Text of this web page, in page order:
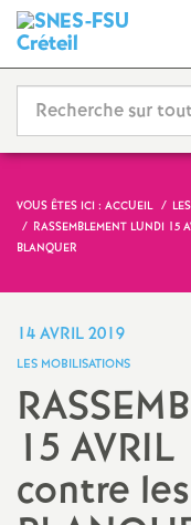
VOUS ÊTES ICI : ACCUEIL
RASSEMBLEMENT LUNDI 15
BLANQUER
14 AVRIL 2019
LES MOBILISATIONS
15AVRIL
contre